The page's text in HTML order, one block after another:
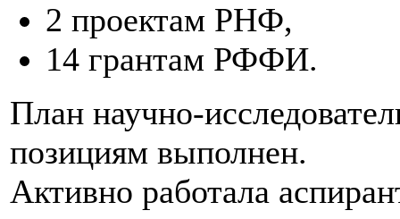
2 проектам РНФ,
14 грантам РФФИ.
План научно-
позициям выполнен.
Активно работала